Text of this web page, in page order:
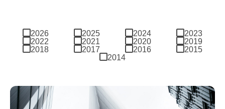
2026 2025 2024
2023
2022
2021 2020
2019
2018
2017 2016
2015
2014